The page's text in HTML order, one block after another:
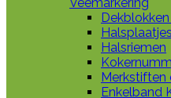
Halsplaatjes
Halsriemen
Merkstiften
Enkelband